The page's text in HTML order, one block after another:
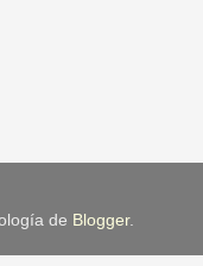
de Blogger.